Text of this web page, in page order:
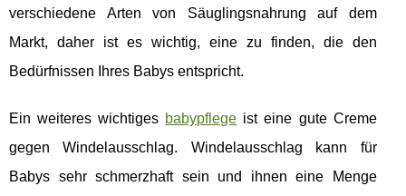
verschiedene Arten von Säuglingsnahrung auf dem
Markt, daher ist es wichtig, eine zu finden, die den
Bedürfnissen Ihres Babys entspricht.
Ein weiteres wichtiges babypflege ist eine gute Creme
gegen Windelausschlag. Windelausschlag kann für
Babys sehr schmerzhaft sein und ihnen eine Menge